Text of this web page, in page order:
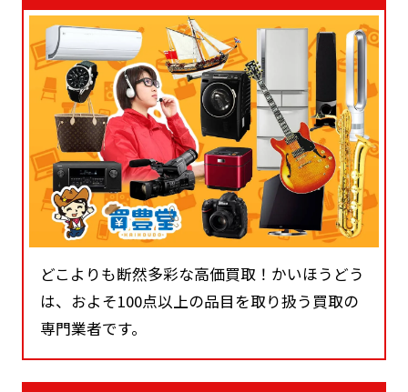
どこよりも断然多彩な高価買取！かいほうどう
は、およそ100点以上の品目を取り扱う買取の
専門業者です。